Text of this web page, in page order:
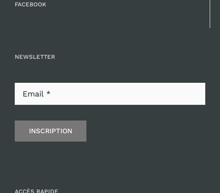
FACEBOOK
NEWSLETTER
INSCRIPTION
ACCÈS RAPIDE